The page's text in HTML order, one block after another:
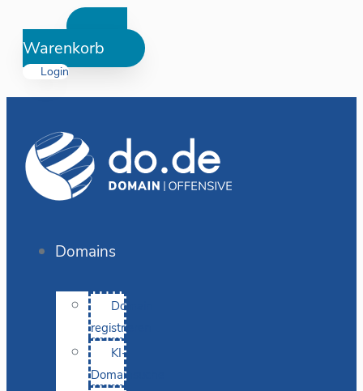
Warenkorb
Login
Domains
Domain
registrieren
KI-
Domainsuche